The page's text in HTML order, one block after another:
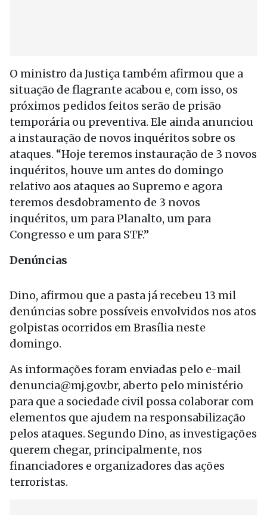
O ministro da Justiça também afirmou que a
situação de flagrante acabou e, com isso, os
próximos pedidos feitos serão de prisão
temporária ou preventiva. Ele ainda anunciou
a instauração de novos inquéritos sobre os
ataques. “Hoje teremos instauração de 3 novos
inquéritos, houve um antes do domingo
relativo aos ataques ao Supremo e agora
teremos desdobramento de 3 novos
inquéritos, um para Planalto, um para
Congresso e um para STF.”
Denúncias
Dino, afirmou que a pasta já recebeu 13 mil
denúncias sobre possíveis envolvidos nos atos
golpistas ocorridos em Brasília neste
domingo.
As informações foram enviadas pelo e-mail
denuncia@mj.gov.br, aberto pelo ministério
para que a sociedade civil possa colaborar com
elementos que ajudem na responsabilização
pelos ataques. Segundo Dino, as investigações
querem chegar, principalmente, nos
financiadores e organizadores das ações
terroristas.